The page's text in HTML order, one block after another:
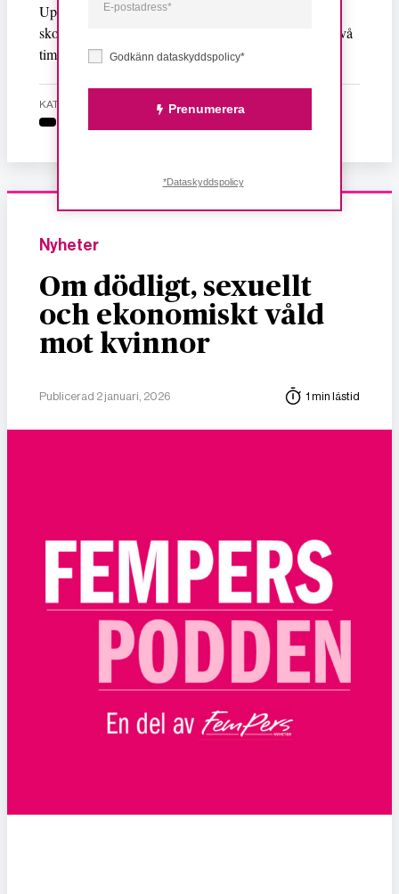
Uppsala och Göteborg. Två spelledare kommer till
skolorna och instruerar inför själva rollspelet som tar två
timmar att spela.
KATEGORI
Nyheter
Om dödligt, sexuellt
och ekonomiskt våld
mot kvinnor
Publicerad 2 januari, 2026 1 min lästid
Godkänn dataskyddspolicy*
Prenumerera
*Dataskyddspolicy